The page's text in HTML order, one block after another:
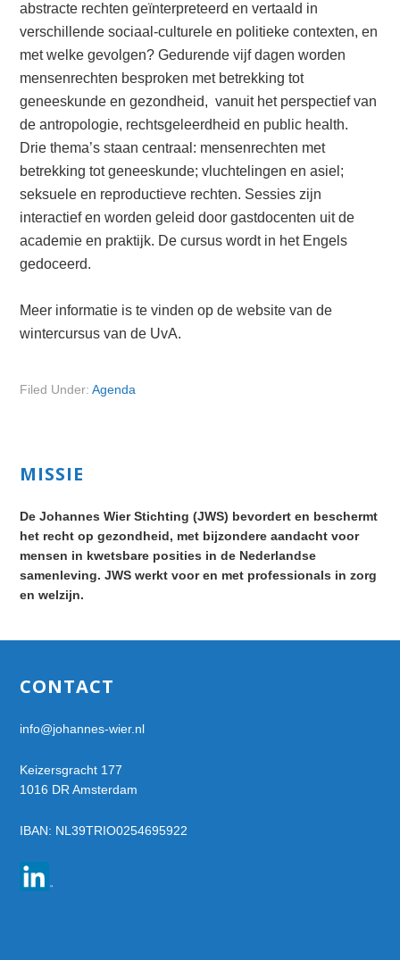
abstracte rechten geïnterpreteerd en vertaald in
verschillende sociaal-culturele en politieke contexten, en
met welke gevolgen? Gedurende vijf dagen worden
mensenrechten besproken met betrekking tot
geneeskunde en gezondheid, vanuit het perspectief van
de antropologie, rechtsgeleerdheid en public health.
Drie thema’s staan centraal: mensenrechten met
betrekking tot geneeskunde; vluchtelingen en asiel;
seksuele en reproductieve rechten. Sessies zijn
interactief en worden geleid door gastdocenten uit de
academie en praktijk. De cursus wordt in het Engels
gedoceerd.
Meer informatie is te vinden op de website van de
wintercursus van de UvA.
Filed Under:Agenda
Primary
MISSIE
De Johannes Wier Stichting (JWS) bevordert en beschermt
het recht op gezondheid, met bijzondere aandacht voor
mensen in kwetsbare posities in de Nederlandse
samenleving. JWS werkt voor en met professionals in zorg
en welzijn.
Footer
CONTACT
info@johannes-wier.nl
Keizersgracht 177
1016 DR Amsterdam
IBAN: NL39TRIO0254695922